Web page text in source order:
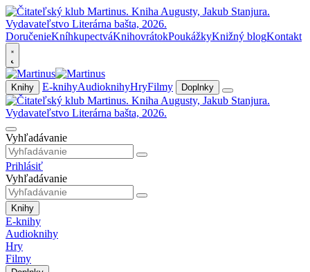
DoručenieKníhkupectváKnihovrátokPoukážkyKnižný blogKontakt
Knihy E-knihyAudioknihyHryFilmy Doplnky
Vyhľadávanie
Prihlásiť
Vyhľadávanie
Knihy
E-knihy
Audioknihy
Hry
Filmy